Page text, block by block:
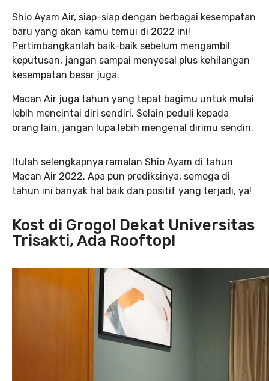
Shio Ayam Air, siap-siap dengan berbagai kesempatan
baru yang akan kamu temui di 2022 ini!
Pertimbangkanlah baik-baik sebelum mengambil
keputusan, jangan sampai menyesal plus kehilangan
kesempatan besar juga.
Macan Air juga tahun yang tepat bagimu untuk mulai
lebih mencintai diri sendiri. Selain peduli kepada
orang lain, jangan lupa lebih mengenal dirimu sendiri.
Itulah selengkapnya ramalan Shio Ayam di tahun
Macan Air 2022. Apa pun prediksinya, semoga di
tahun ini banyak hal baik dan positif yang terjadi, ya!
Kost di Grogol Dekat Universitas
Trisakti, Ada Rooftop!